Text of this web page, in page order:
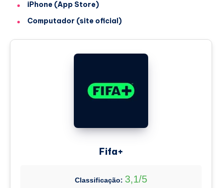
iPhone (App Store)
Computador (site oficial)
Fifa+
Classificação: 3,1/5